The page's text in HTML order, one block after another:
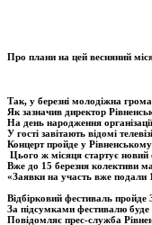
Про плани на цей весняний
Так, у березні молодіжна
Як зазначив директор
На день народження
У гості завітають відомі
Концерт пройде у
Цього ж місяця стартує новий
Вже до 15 березня колективи
«Заявки на участь вже подали
Відбірковий фестиваль
За підсумками фестивалю буде
Повідомляє прес-служба